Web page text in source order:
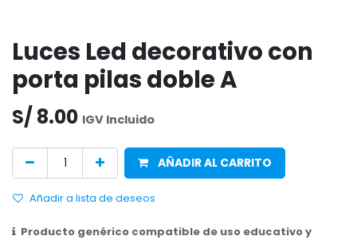
Luces Led decorativo con
porta pilas doble A
S/ 8.00 IGV Incluido
AÑADIR AL CARRITO
Añadir a lista de deseos
Producto genérico compatible de uso educativo y